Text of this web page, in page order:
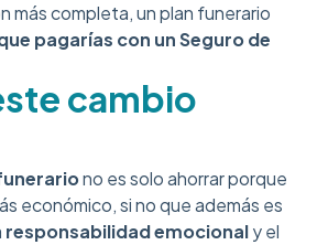
más completa, un plan funerario
pagarías con un Seguro de
cambio
no es solo ahorrar porque
económico, si no que además es
responsabilidad emocionaly el